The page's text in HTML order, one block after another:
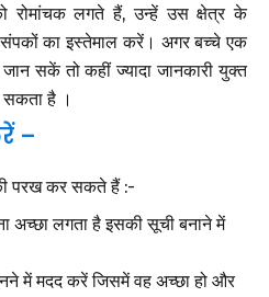
रोमांचक लगते हैं, उन्हें उस क्षेत्र के
संपकों का इस्तेमाल करें। अगर बच्चे एक
जान सकें तो कहीं ज्यादा जानकारी युक्त
सकता है ।
–
परख कर सकते हैं :-
अच्छा लगता है इसकी सूची बनाने में
में मदद करें जिसमें वह अच्छा हो और